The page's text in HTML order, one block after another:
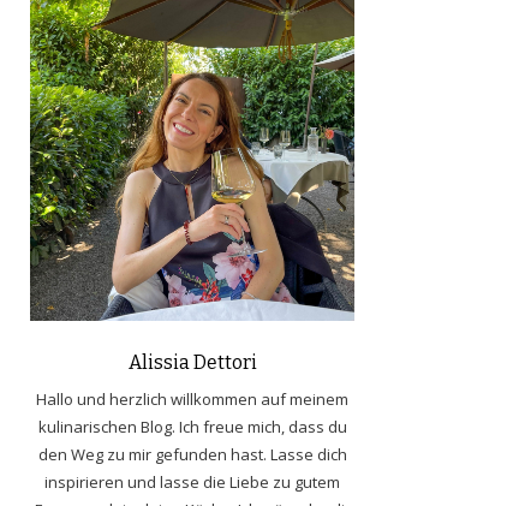
Alissia Dettori
Hallo und herzlich willkommen auf meinem
kulinarischen Blog. Ich freue mich, dass du
den Weg zu mir gefunden hast. Lasse dich
inspirieren und lasse die Liebe zu gutem